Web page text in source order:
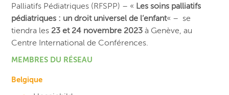
Palliatifs Pédiatriques (RFSPP) – « Les soins palliatifs
pédiatriques : un droit universel de l’enfant« – se
tiendra les 23 et 24 novembre 2023 à Genève, au
Centre International de Conférences.
MEMBRES DU RÉSEAU
Belgique